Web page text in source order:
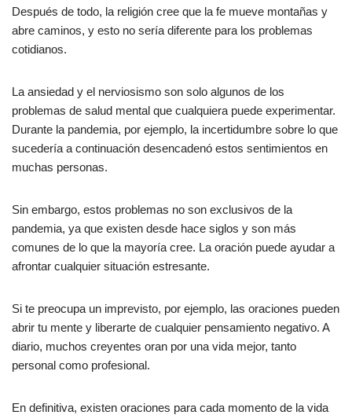
Después de todo, la religión cree que la fe mueve montañas y
abre caminos, y esto no sería diferente para los problemas
cotidianos.
La ansiedad y el nerviosismo son solo algunos de los
problemas de salud mental que cualquiera puede experimentar.
Durante la pandemia, por ejemplo, la incertidumbre sobre lo que
sucedería a continuación desencadenó estos sentimientos en
muchas personas.
Sin embargo, estos problemas no son exclusivos de la
pandemia, ya que existen desde hace siglos y son más
comunes de lo que la mayoría cree. La oración puede ayudar a
afrontar cualquier situación estresante.
Si te preocupa un imprevisto, por ejemplo, las oraciones pueden
abrir tu mente y liberarte de cualquier pensamiento negativo. A
diario, muchos creyentes oran por una vida mejor, tanto
personal como profesional.
En definitiva, existen oraciones para cada momento de la vida